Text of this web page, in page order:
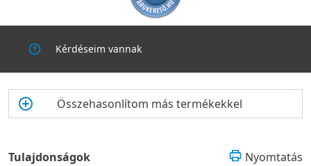
Kérdéseim vannak
Összehasonlítom más termékekkel
Tulajdonságok Nyomtatás